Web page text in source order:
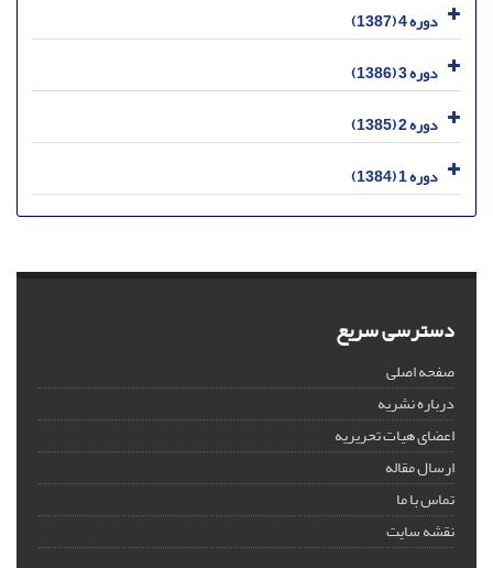
دوره 4 (1387)
دوره 3 (1386)
دوره 2 (1385)
دوره 1 (1384)
دسترسی سریع
صفحه اصلی
درباره نشریه
اعضای هیات تحریریه
ارسال مقاله
تماس با ما
نقشه سایت